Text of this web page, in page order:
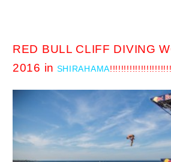
RED BULL CLIFF DIVING
2016 in SHIRAHAMA